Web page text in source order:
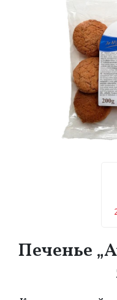
Печенье